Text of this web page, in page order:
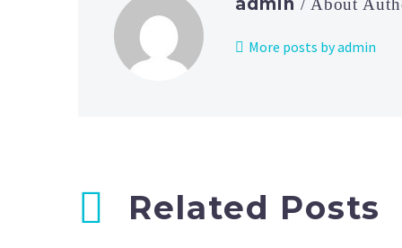
admin / About
More posts by admin
Related Posts